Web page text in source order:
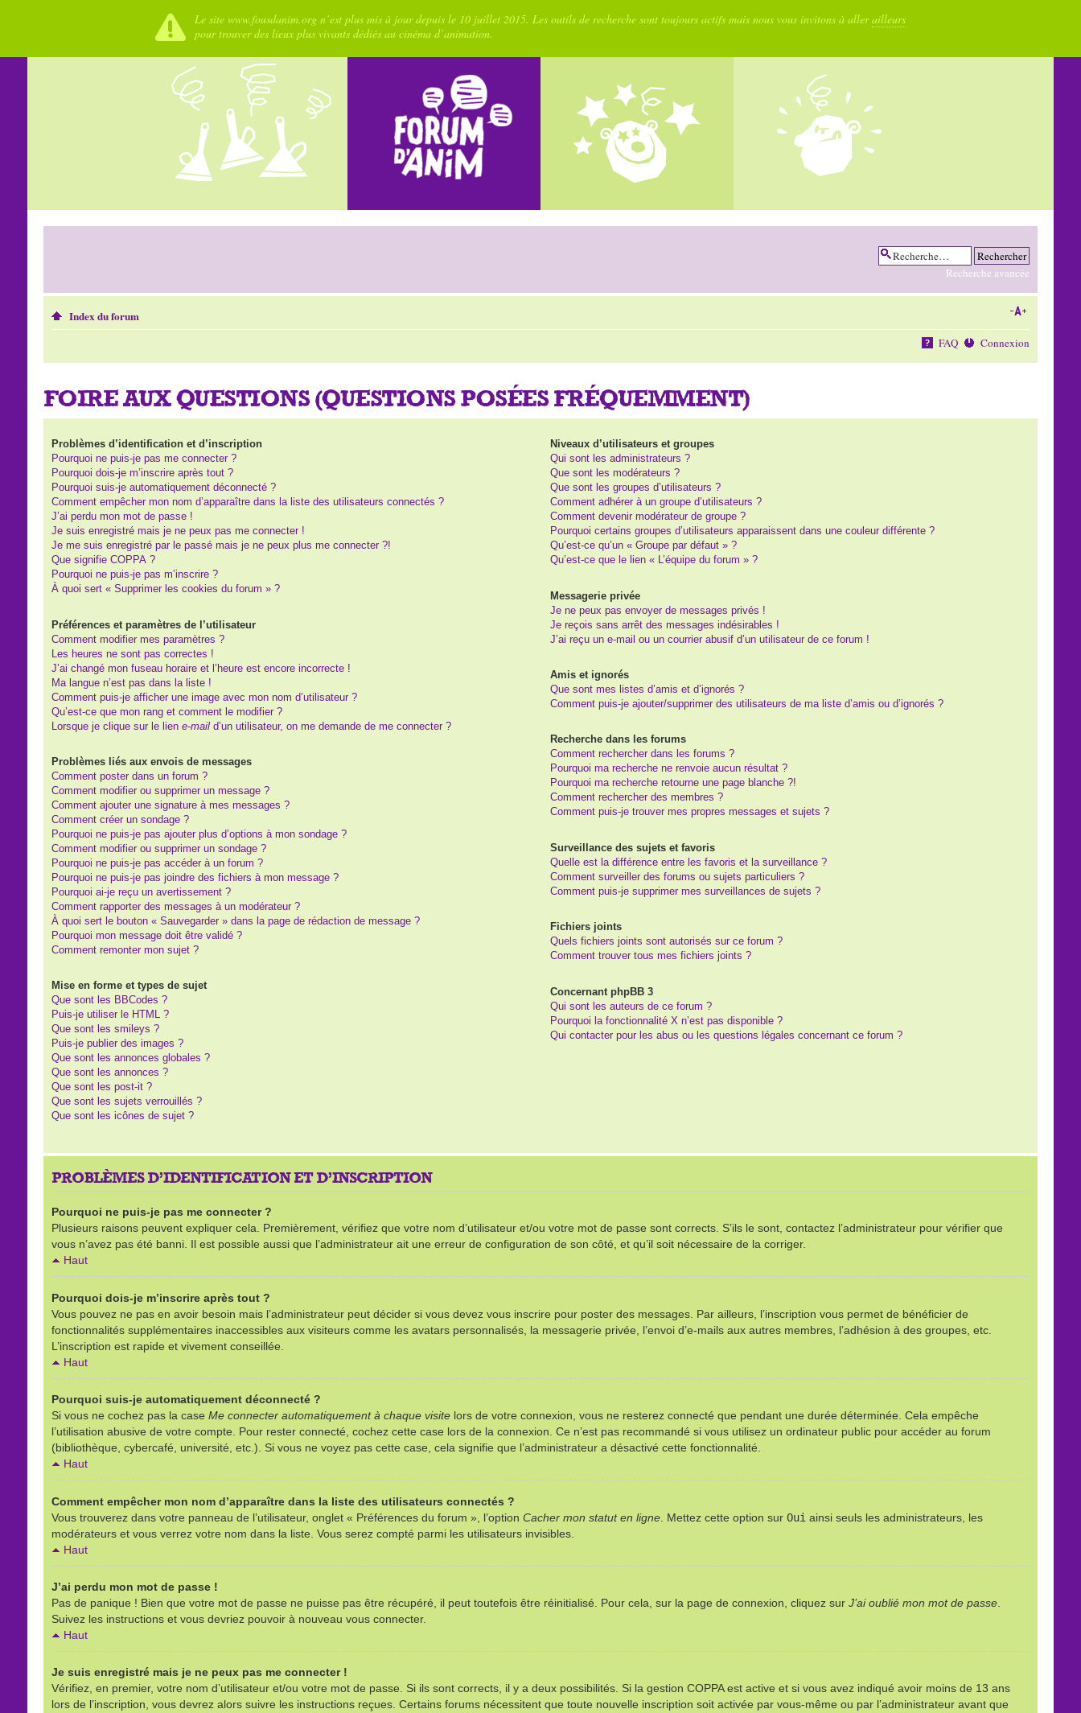
Le site www.fousdanim.org n’est plus mis à jour depuis le 10 juillet 2015. Les outils de recherche sont toujours actifs mais nous vous invitons à allerailleurs
pour trouver des lieux plus vivants dédiés au cinéma d’animation.
Recherche avancée
Index du forum
FAQ Connexion
FOIRE AUX QUESTIONS (QUESTIONS POSÉES FRÉQUEMMENT)
Problèmes d’identification et d’inscription
Pourquoi ne puis-je pas me connecter ?
Pourquoi dois-je m’inscrire après tout ?
Pourquoi suis-je automatiquement déconnecté ?
Comment empêcher mon nom d’apparaître dans la liste des utilisateurs connectés ?
J’ai perdu mon mot de passe !
Je suis enregistré mais je ne peux pas me connecter !
Je me suis enregistré par le passé mais je ne peux plus me connecter ?!
Que signifie COPPA ?
Pourquoi ne puis-je pas m’inscrire ?
À quoi sert « Supprimer les cookies du forum » ?
Préférences et paramètres de l’utilisateur
Comment modifier mes paramètres ?
Les heures ne sont pas correctes !
J’ai changé mon fuseau horaire et l’heure est encore incorrecte !
Ma langue n’est pas dans la liste !
Comment puis-je afficher une image avec mon nom d’utilisateur ?
Qu’est-ce que mon rang et comment le modifier ?
Lorsque je clique sur le lien e-maild’un utilisateur, on me demande de me connecter ?
Problèmes liés aux envois de messages
Comment poster dans un forum ?
Comment modifier ou supprimer un message ?
Comment ajouter une signature à mes messages ?
Comment créer un sondage ?
Pourquoi ne puis-je pas ajouter plus d’options à mon sondage ?
Comment modifier ou supprimer un sondage ?
Pourquoi ne puis-je pas accéder à un forum ?
Pourquoi ne puis-je pas joindre des fichiers à mon message ?
Pourquoi ai-je reçu un avertissement ?
Comment rapporter des messages à un modérateur ?
À quoi sert le bouton « Sauvegarder » dans la page de rédaction de message ?
Pourquoi mon message doit être validé ?
Comment remonter mon sujet ?
Mise en forme et types de sujet
Que sont les BBCodes ?
Puis-je utiliser le HTML ?
Que sont les smileys ?
Puis-je publier des images ?
Que sont les annonces globales ?
Que sont les annonces ?
Que sont les post-it ?
Que sont les sujets verrouillés ?
Que sont les icônes de sujet ?
Niveaux d’utilisateurs et groupes
Qui sont les administrateurs ?
Que sont les modérateurs ?
Que sont les groupes d’utilisateurs ?
Comment adhérer à un groupe d’utilisateurs ?
Comment devenir modérateur de groupe ?
Pourquoi certains groupes d’utilisateurs apparaissent dans une couleur différente ?
Qu’est-ce qu’un « Groupe par défaut » ?
Qu’est-ce que le lien « L’équipe du forum » ?
Messagerie privée
Je ne peux pas envoyer de messages privés !
Je reçois sans arrêt des messages indésirables !
J’ai reçu un e-mail ou un courrier abusif d’un utilisateur de ce forum !
Amis et ignorés
Que sont mes listes d’amis et d’ignorés ?
Comment puis-je ajouter/supprimer des utilisateurs de ma liste d’amis ou d’ignorés ?
Recherche dans les forums
Comment rechercher dans les forums ?
Pourquoi ma recherche ne renvoie aucun résultat ?
Pourquoi ma recherche retourne une page blanche ?!
Comment rechercher des membres ?
Comment puis-je trouver mes propres messages et sujets ?
Surveillance des sujets et favoris
Quelle est la différence entre les favoris et la surveillance ?
Comment surveiller des forums ou sujets particuliers ?
Comment puis-je supprimer mes surveillances de sujets ?
Fichiers joints
Quels fichiers joints sont autorisés sur ce forum ?
Comment trouver tous mes fichiers joints ?
Concernant phpBB 3
Qui sont les auteurs de ce forum ?
Pourquoi la fonctionnalité X n’est pas disponible ?
Qui contacter pour les abus ou les questions légales concernant ce forum ?
PROBLÈMES D’IDENTIFICATION ET D’INSCRIPTION
Pourquoi ne puis-je pas me connecter ?
Plusieurs raisons peuvent expliquer cela. Premièrement, vérifiez que votre nom d’utilisateur et/ou votre mot de passe sont corrects. S’ils le sont, contactez l’administrateur pour vérifier que
vous n’avez pas été banni. Il est possible aussi que l’administrateur ait une erreur de configuration de son côté, et qu’il soit nécessaire de la corriger.
Haut
Pourquoi dois-je m’inscrire après tout ?
Vous pouvez ne pas en avoir besoin mais l’administrateur peut décider si vous devez vous inscrire pour poster des messages. Par ailleurs, l’inscription vous permet de bénéficier de
fonctionnalités supplémentaires inaccessibles aux visiteurs comme les avatars personnalisés, la messagerie privée, l’envoi d’e-mails aux autres membres, l’adhésion à des groupes, etc.
L’inscription est rapide et vivement conseillée.
Haut
Pourquoi suis-je automatiquement déconnecté ?
Si vous ne cochez pas la case Me connecter automatiquement à chaque visitelors de votre connexion, vous ne resterez connecté que pendant une durée déterminée. Cela empêche
l’utilisation abusive de votre compte. Pour rester connecté, cochez cette case lors de la connexion. Ce n’est pas recommandé si vous utilisez un ordinateur public pour accéder au forum
(bibliothèque, cybercafé, université, etc.). Si vous ne voyez pas cette case, cela signifie que l’administrateur a désactivé cette fonctionnalité.
Haut
Comment empêcher mon nom d’apparaître dans la liste des utilisateurs connectés ?
Vous trouverez dans votre panneau de l’utilisateur, onglet « Préférences du forum », l’option Cacher mon statut en ligne. Mettez cette option sur Oui ainsi seuls les administrateurs, les
modérateurs et vous verrez votre nom dans la liste. Vous serez compté parmi les utilisateurs invisibles.
Haut
J’ai perdu mon mot de passe !
Pas de panique ! Bien que votre mot de passe ne puisse pas être récupéré, il peut toutefois être réinitialisé. Pour cela, sur la page de connexion, cliquez sur J’ai oublié mon mot de passe.
Suivez les instructions et vous devriez pouvoir à nouveau vous connecter.
Haut
Je suis enregistré mais je ne peux pas me connecter !
Vérifiez, en premier, votre nom d’utilisateur et/ou votre mot de passe. Si ils sont corrects, il y a deux possibilités. Si la gestion COPPA est active et si vous avez indiqué avoir moins de 13 ans
lors de l’inscription, vous devrez alors suivre les instructions reçues. Certains forums nécessitent que toute nouvelle inscription soit activée par vous-même ou par l’administrateur avant que